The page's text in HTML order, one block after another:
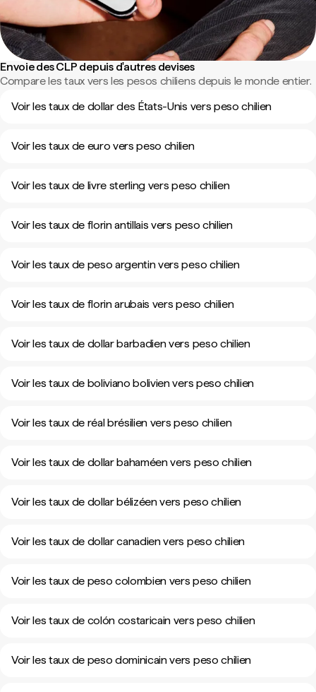
Envoie des CLP depuis d'autres devises
Compare les taux vers les pesos chiliens depuis le monde entier.
Voir les taux de dollar des États-Unis vers peso chilien
Voir les taux de euro vers peso chilien
Voir les taux de livre sterling vers peso chilien
Voir les taux de florin antillais vers peso chilien
Voir les taux de peso argentin vers peso chilien
Voir les taux de florin arubais vers peso chilien
Voir les taux de dollar barbadien vers peso chilien
Voir les taux de boliviano bolivien vers peso chilien
Voir les taux de réal brésilien vers peso chilien
Voir les taux de dollar bahaméen vers peso chilien
Voir les taux de dollar bélizéen vers peso chilien
Voir les taux de dollar canadien vers peso chilien
Voir les taux de peso colombien vers peso chilien
Voir les taux de colón costaricain vers peso chilien
Voir les taux de peso dominicain vers peso chilien